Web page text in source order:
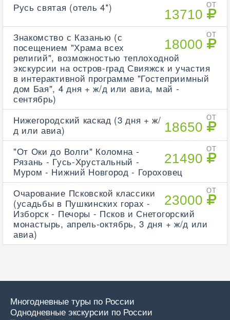
ОТ
13710
Русь святая (отель 4*)
ОТ
18000
Знакомство с Казанью (с
посещением "Храма всех
религий", возможностью теплоходной
экскурсии на остров-град Свияжск и участия
в интерактивной программе "Гостеприимный
дом Бая", 4 дня + ж/д или авиа, май -
сентябрь)
ОТ
18650
Нижегородский каскад (3 дня + ж/
д или авиа)
ОТ
21490
"От Оки до Волги" Коломна -
Рязань - Гусь-Хрустальный -
Муром - Нижний Новгород - Гороховец
ОТ
23000
Очарование Псковской классики
(усадьбы в Пушкинских горах -
Изборск - Печоры - Псков и Снетогорский
монастырь, апрель-октябрь, 3 дня + ж/д или
авиа)
Многодневные туры по России
Однодневные экскурсии по России